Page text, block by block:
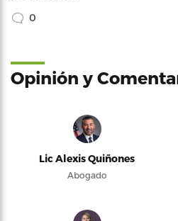
0
Opinión y
Lic Alexis Quiñones
Abogado